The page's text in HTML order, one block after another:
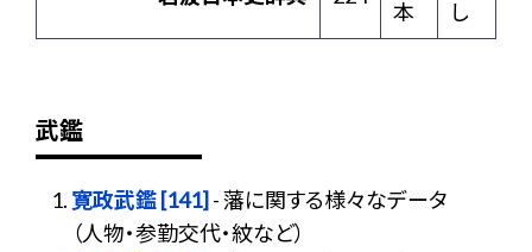
本
し
武鑑
寛政武鑑 [141]- 藩に関する様々なデータ
（人物・参勤交代・紋など）